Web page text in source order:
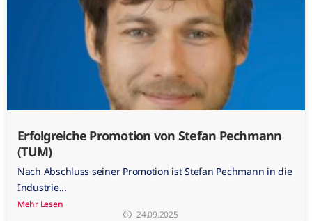
Erfolgreiche Promotion von Stefan Pechmann
(TUM)
Nach Abschluss seiner Promotion ist Stefan Pechmann in die
Industrie...
Mehr Lesen
24.09.2025